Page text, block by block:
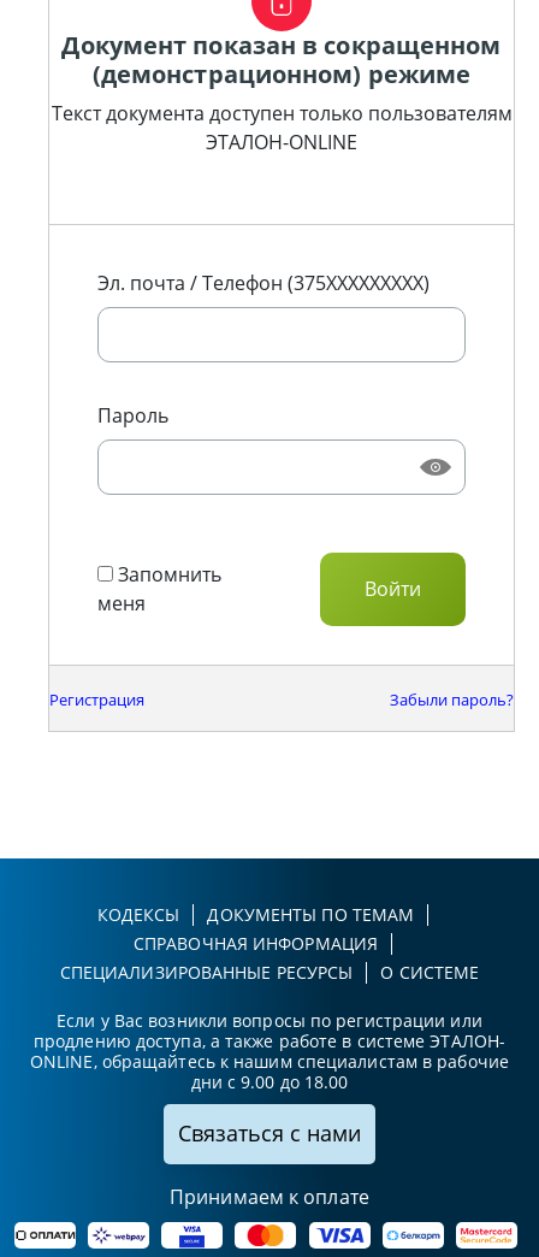
Документ показан в сокращенном
(демонстрационном) режиме
Текст документа доступен только пользователям
ЭТАЛОН-ONLINE
Эл. почта / Телефон (375XXXXXXXXX)
Пароль
Запомнить
меня
Регистрация Забыли пароль?
КОДЕКСЫ
ДОКУМЕНТЫ ПО ТЕМАМ
СПРАВОЧНАЯ ИНФОРМАЦИЯ
СПЕЦИАЛИЗИРОВАННЫЕ РЕСУРСЫ
О СИСТЕМЕ
Если у Вас возникли вопросы по регистрации или
продлению доступа, а также работе в системе ЭТАЛОН-
ONLINE, обращайтесь к нашим специалистам в рабочие
дни с 9.00 до 18.00
Связаться с нами
Принимаем к оплате